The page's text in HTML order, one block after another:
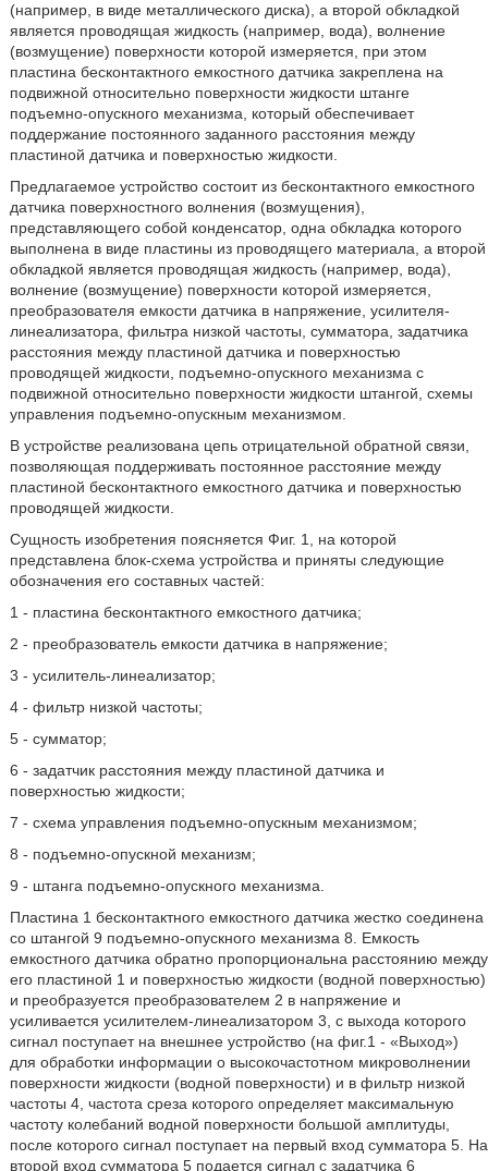
(например, в виде металлического диска), а второй обкладкой
является проводящая жидкость (например, вода), волнение
(возмущение) поверхности которой измеряется, при этом
пластина бесконтактного емкостного датчика закреплена на
подвижной относительно поверхности жидкости штанге
подъемно-опускного механизма, который обеспечивает
поддержание постоянного заданного расстояния между
пластиной датчика и поверхностью жидкости.
Предлагаемое устройство состоит из бесконтактного емкостного
датчика поверхностного волнения (возмущения),
представляющего собой конденсатор, одна обкладка которого
выполнена в виде пластины из проводящего материала, а второй
обкладкой является проводящая жидкость (например, вода),
волнение (возмущение) поверхности которой измеряется,
преобразователя емкости датчика в напряжение, усилителя-
линеализатора, фильтра низкой частоты, сумматора, задатчика
расстояния между пластиной датчика и поверхностью
проводящей жидкости, подъемно-опускного механизма с
подвижной относительно поверхности жидкости штангой, схемы
управления подъемно-опускным механизмом.
В устройстве реализована цепь отрицательной обратной связи,
позволяющая поддерживать постоянное расстояние между
пластиной бесконтактного емкостного датчика и поверхностью
проводящей жидкости.
Сущность изобретения поясняется Фиг. 1, на которой
представлена блок-схема устройства и приняты следующие
обозначения его составных частей:
1 - пластина бесконтактного емкостного датчика;
2 - преобразователь емкости датчика в напряжение;
3 - усилитель-линеализатор;
4 - фильтр низкой частоты;
5 - сумматор;
6 - задатчик расстояния между пластиной датчика и
поверхностью жидкости;
7 - схема управления подъемно-опускным механизмом;
8 - подъемно-опускной механизм;
9 - штанга подъемно-опускного механизма.
Пластина 1 бесконтактного емкостного датчика жестко соединена
со штангой 9 подъемно-опускного механизма 8. Емкость
емкостного датчика обратно пропорциональна расстоянию между
его пластиной 1 и поверхностью жидкости (водной поверхностью)
и преобразуется преобразователем 2 в напряжение и
усиливается усилителем-линеализатором 3, с выхода которого
сигнал поступает на внешнее устройство (на фиг.1 - «Выход»)
для обработки информации о высокочастотном микроволнении
поверхности жидкости (водной поверхности) и в фильтр низкой
частоты 4, частота среза которого определяет максимальную
частоту колебаний водной поверхности большой амплитуды,
после которого сигнал поступает на первый вход сумматора 5. На
второй вход сумматора 5 подается сигнал с задатчика 6